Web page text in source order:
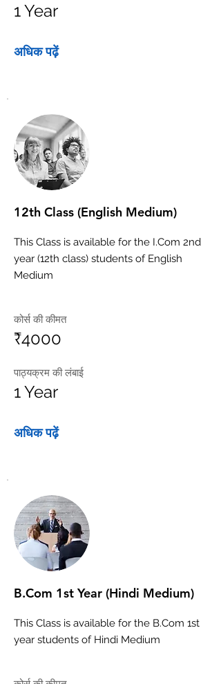
1 Year
अधिक पढ़ें
12th Class (English Medium)
This Class is available for the I.Com 2nd
year (12th class) students of English
Medium
कोर्स की कीमत
₹4000
पाठ्यक्रम की लंबाई
1 Year
अधिक पढ़ें
B.Com 1st Year (Hindi Medium)
This Class is available for the B.Com 1st
year students of Hindi Medium